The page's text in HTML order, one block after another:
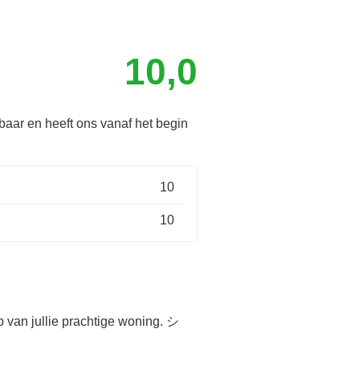
10,0
en heeft ons vanaf het begin
10
10
van jullie prachtige woning. シ